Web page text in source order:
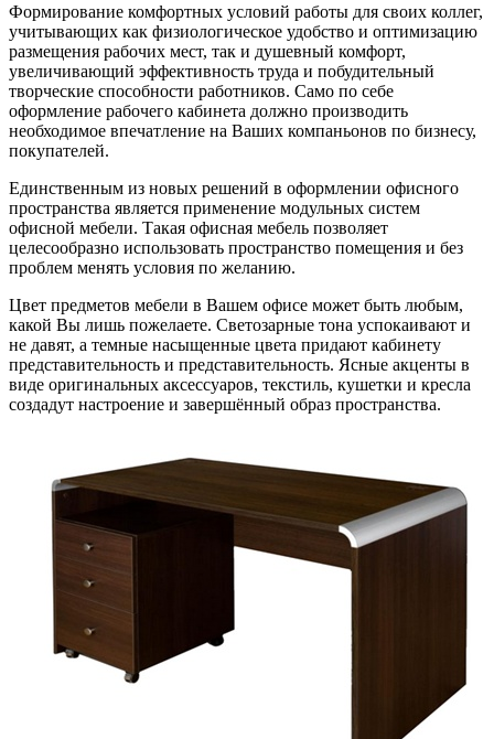
Формирование комфортных условий работы для своих коллег,
учитывающих как физиологическое удобство и оптимизацию
размещения рабочих мест, так и душевный комфорт,
увеличивающий эффективность труда и побудительный
творческие способности работников. Само по себе
оформление рабочего кабинета должно производить
необходимое впечатление на Ваших компаньонов по бизнесу,
покупателей.
Единственным из новых решений в оформлении офисного
пространства является применение модульных систем
офисной мебели. Такая офисная мебель позволяет
целесообразно использовать пространство помещения и без
проблем менять условия по желанию.
Цвет предметов мебели в Вашем офисе может быть любым,
какой Вы лишь пожелаете. Светозарные тона успокаивают и
не давят, а темные насыщенные цвета придают кабинету
представительность и представительность. Ясные акценты в
виде оригинальных аксессуаров, текстиль, кушетки и кресла
создадут настроение и завершённый образ пространства.